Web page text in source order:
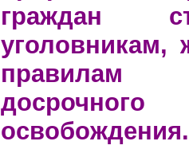
граждан
правилам
досрочного
освобождения.